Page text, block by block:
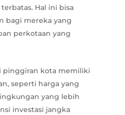
Hal ini bisa
bagi mereka yang
perkotaan yang
pinggiran kota memiliki
seperti harga yang
yang lebih
investasi jangka